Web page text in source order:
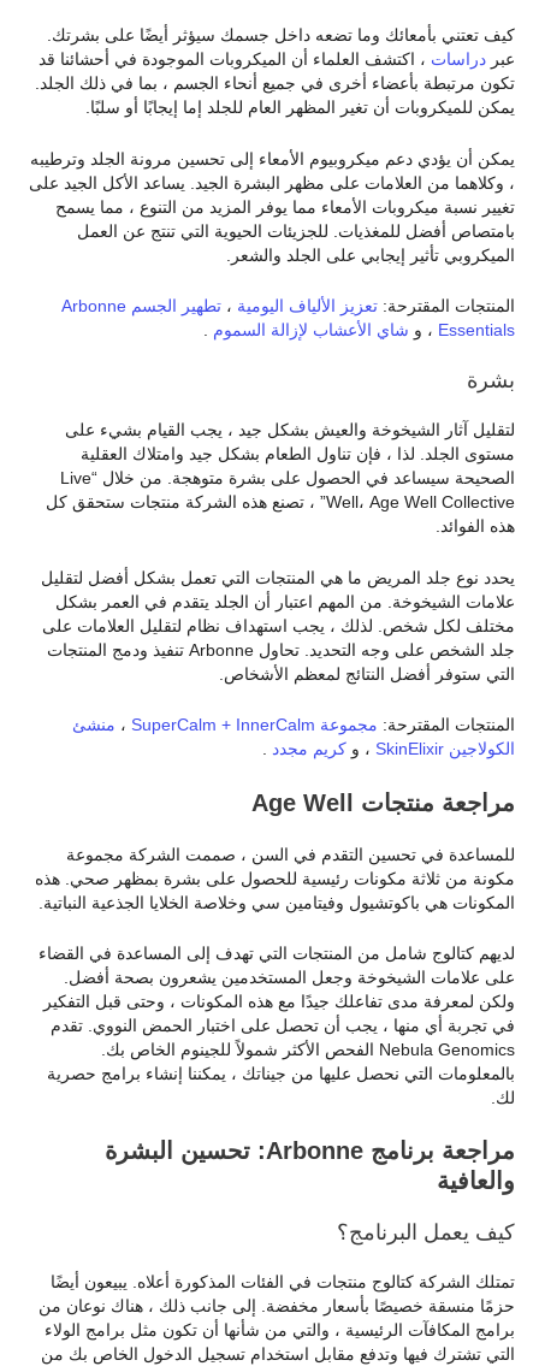
كيف تعتني بأمعائك وما تضعه داخل جسمك سيؤثر أيضًا على بشرتك.
عبر دراسات ، اكتشف العلماء أن الميكروبات الموجودة في أحشائنا قد
تكون مرتبطة بأعضاء أخرى في جميع أنحاء الجسم ، بما في ذلك الجلد.
يمكن للميكروبات أن تغير المظهر العام للجلد إما إيجابًا أو سلبًا.
يمكن أن يؤدي دعم ميكروبيوم الأمعاء إلى تحسين مرونة الجلد وترطيبه
، وكلاهما من العلامات على مظهر البشرة الجيد. يساعد الأكل الجيد على
تغيير نسبة ميكروبات الأمعاء مما يوفر المزيد من التنوع ، مما يسمح
بامتصاص أفضل للمغذيات. للجزيئات الحيوية التي تنتج عن العمل
الميكروبي تأثير إيجابي على الجلد والشعر.
المنتجات المقترحة: تعزيز الألياف اليومية ،
تطهير الجسم Arbonne
Essentials ، و شاي الأعشاب لإزالة السموم
بشرة
لتقليل آثار الشيخوخة والعيش بشكل جيد ، يجب القيام بشيء على
مستوى الجلد. لذا ، فإن تناول الطعام بشكل جيد وامتلاك العقلية
الصحيحة سيساعد في الحصول على بشرة متوهجة. من خلال “Live
Well، Age Well Collective” ، تصنع هذه الشركة منتجات ستحقق كل
هذه الفوائد.
يحدد نوع جلد المريض ما هي المنتجات التي تعمل بشكل أفضل لتقليل
علامات الشيخوخة. من المهم اعتبار أن الجلد يتقدم في العمر بشكل
مختلف لكل شخص. لذلك ، يجب استهداف نظام لتقليل العلامات على
جلد الشخص على وجه التحديد. تحاول Arbonne تنفيذ ودمج المنتجات
التي ستوفر أفضل النتائج لمعظم الأشخاص.
المنتجات المقترحة: مجموعة SuperCalm + InnerCalm ، منشئ
الكولاجين SkinElixir
، و كريم مجدد
مراجعة منتجات Age Well
للمساعدة في تحسين التقدم في السن ، صممت الشركة مجموعة
مكونة من ثلاثة مكونات رئيسية للحصول على بشرة بمظهر صحي. هذه
المكونات هي باكوتشيول وفيتامين سي وخلاصة الخلايا الجذعية النباتية.
لديهم كتالوج شامل من المنتجات التي تهدف إلى المساعدة في القضاء
على علامات الشيخوخة وجعل المستخدمين يشعرون بصحة أفضل.
ولكن لمعرفة مدى تفاعلك جيدًا مع هذه المكونات ، وحتى قبل التفكير
في تجربة أي منها ، يجب أن تحصل على اختبار الحمض النووي. تقدم
Nebula Genomics الفحص الأكثر شمولاً للجينوم الخاص بك.
بالمعلومات التي نحصل عليها من جيناتك ، يمكننا إنشاء برامج حصرية
لك.
مراجعة برنامج Arbonne: تحسين البشرة
والعافية
كيف يعمل البرنامج؟
تمتلك الشركة كتالوج منتجات في الفئات المذكورة أعلاه. يبيعون أيضًا
حزمًا منسقة خصيصًا بأسعار مخفضة. إلى جانب ذلك ، هناك نوعان من
برامج المكافآت الرئيسية ، والتي من شأنها أن تكون مثل برامج الولاء
التي تشترك فيها وتدفع مقابل استخدام تسجيل الدخول الخاص بك من